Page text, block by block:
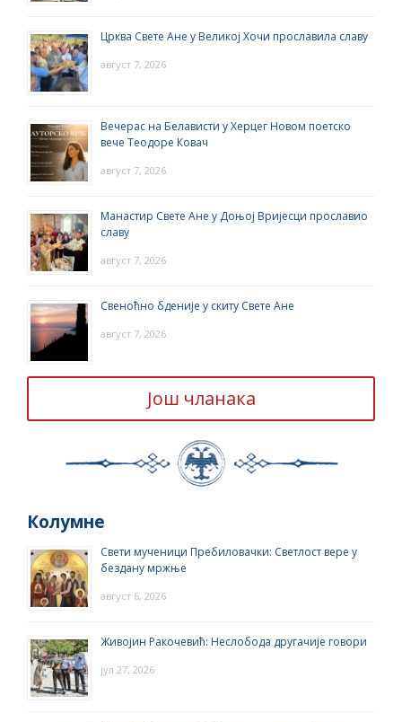
Црква Свете Ане у Великој Хочи прославила славу
август 7, 2026
Вечерас на Белависти у Херцег Новом поетско
вече Теодоре Ковач
август 7, 2026
Манастир Свете Ане у Доњој Вријесци прославио
славу
август 7, 2026
Свеноћно бденије у скиту Свете Ане
август 7, 2026
Још чланака
Колумне
Свети мученици Пребиловачки: Светлост вере у
бездану мржње
август 6, 2026
Живојин Ракочевић: Неслобода другачије говори
јул 27, 2026